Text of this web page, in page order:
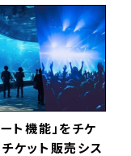
ト機能」をチケ
ケット販売シス